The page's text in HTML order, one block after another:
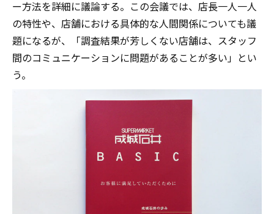
ー方法を詳細に議論する。この会議では、店長一人一人
の特性や、店舗における具体的な人間関係についても議
題になるが、「調査結果が芳しくない店舗は、スタッフ
間のコミュニケーションに問題があることが多い」とい
う。